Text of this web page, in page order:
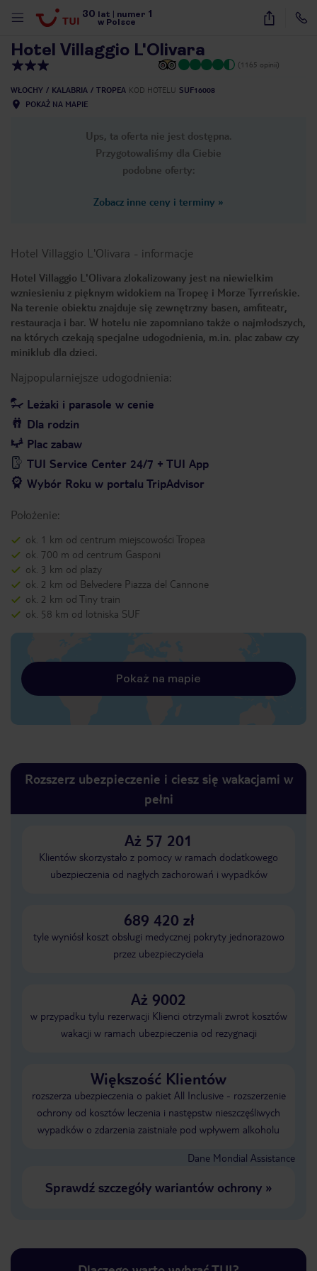
30 lat numer 1
w Polsce
42
Hotel Villaggio L'Olivara
(1165 opinii)
WŁOCHY KALABRIA TROPEA KOD HOTELU SUF16008
POKAŻ NA MAPIE
Ups, ta oferta nie jest dostępna.
Przygotowaliśmy dla Ciebie
podobne oferty:
Zobacz inne ceny i terminy »
Hotel Villaggio L'Olivara - informacje
Hotel Villaggio L'Olivara zlokalizowany jest na niewielkim
wzniesieniu z pięknym widokiem na Tropeę i Morze Tyrreńskie.
Na terenie obiektu znajduje się zewnętrzny basen, amfiteatr,
restauracja i bar. W hotelu nie zapomniano także o najmłodszych,
na których czekają specjalne udogodnienia, m.in. plac zabaw czy
miniklub dla dzieci.
Najpopularniejsze udogodnienia:
Leżaki i parasole w cenie
Dla rodzin
Plac zabaw
TUI Service Center 24/7 + TUI App
Wybór Roku w portalu TripAdvisor
Położenie:
ok. 1 km od centrum miejscowości Tropea
ok. 700 m od centrum Gasponi
ok. 3 km od plaży
ok. 2 km od Belvedere Piazza del Cannone
ok. 2 km od Tiny train
ok. 58 km od lotniska SUF
Pokaż na mapie
Rozszerz ubezpieczenie i ciesz się wakacjami w
pełni
Aż 57 201
Klientów skorzystało z pomocy w ramach dodatkowego
ubezpieczenia od nagłych zachorowań i wypadków
689 420 zł
tyle wyniósł koszt obsługi medycznej pokryty jednorazowo
przez ubezpieczyciela
Aż 9002
w przypadku tylu rezerwacji Klienci otrzymali zwrot kosztów
wakacji w ramach ubezpieczenia od rezygnacji
Większość Klientów
rozszerza ubezpieczenia o pakiet All Inclusive - rozszerzenie
ochrony od kosztów leczenia i następstw nieszczęśliwych
wypadków o zdarzenia zaistniałe pod wpływem alkoholu
Dane Mondial Assistance
Sprawdź szczegóły wariantów ochrony»